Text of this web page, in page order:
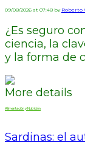
09/08/2026 at 07:48 by Roberto
¿Es seguro
ciencia, la
y la forma de
More details
Alimentación y Nutrición
Sardinas: el